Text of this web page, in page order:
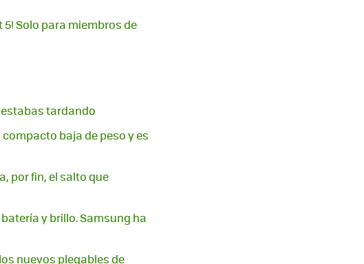
Solo para miembros de
estabas tardando
baja de peso y es
por fin, el salto que
y brillo. Samsung ha
nuevos plegables de